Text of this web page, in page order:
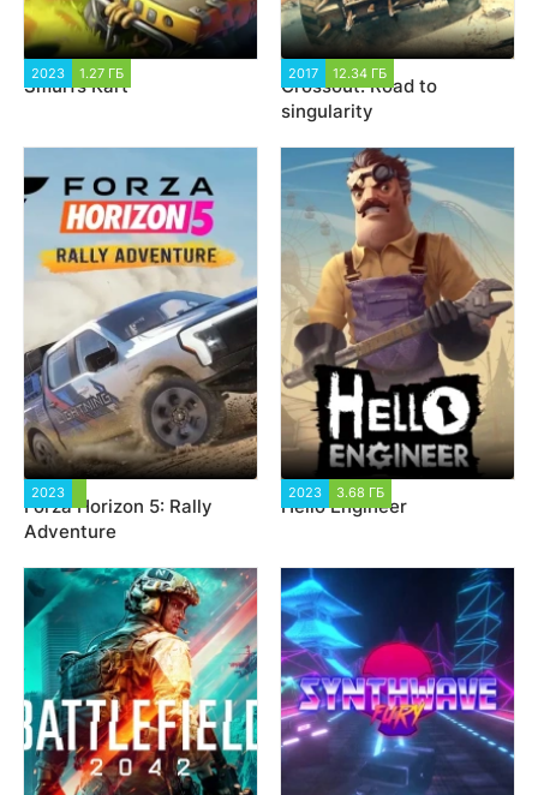
2023 1.27 ГБ
Smurfs Kart
2017 12.34 ГБ
Crossout: Road to
singularity
2023
Forza Horizon 5: Rally
Adventure
2023 3.68 ГБ
Hello Engineer